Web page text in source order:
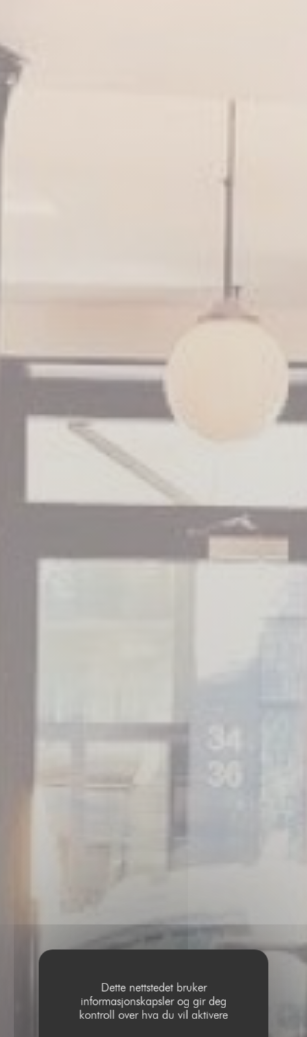
Dette nettstedet bruker
informasjonskapsler og gir deg
kontroll over hva du vil aktivere